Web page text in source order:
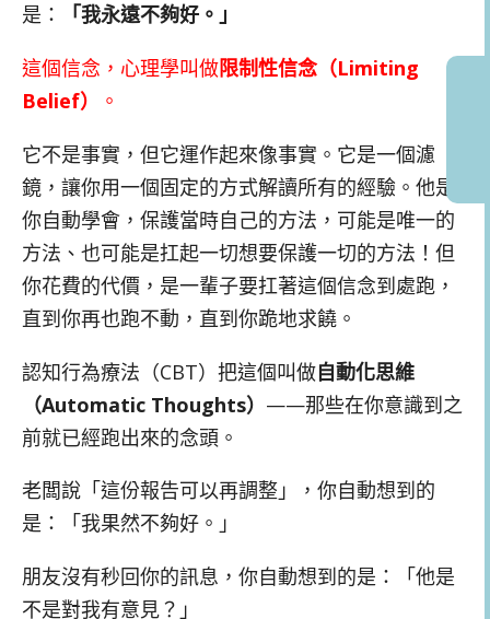
是： 「我永遠不夠好。」
這個信念，心理學叫做限制性信念（Limiting
Belief）
。
它不是事實，但它運作起來像事實。它是一個濾
鏡，讓你用一個固定的方式解讀所有的經驗。他是
你自動學會，保護當時自己的方法，可能是唯一的
方法、也可能是扛起一切想要保護一切的方法！但
你花費的代價，是一輩子要扛著這個信念到處跑，
直到你再也跑不動，直到你跪地求饒。
認知行為療法（CBT）把這個叫做自動化思維
（Automatic Thoughts） ——那些在你意識到之
前就已經跑出來的念頭。
老闆說「這份報告可以再調整」，你自動想到的
是：「我果然不夠好。」
朋友沒有秒回你的訊息，你自動想到的是：「他是
不是對我有意見？」